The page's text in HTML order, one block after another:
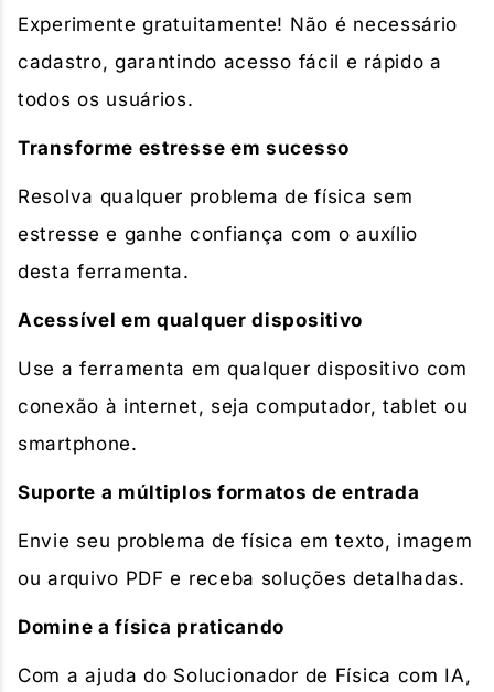
Experimente gratuitamente! Não é necessário
cadastro, garantindo acesso fácil e rápido a
todos os usuários.
Transforme estresse em sucesso
Resolva qualquer problema de física sem
estresse e ganhe confiança com o auxílio
desta ferramenta.
Acessível em qualquer dispositivo
Use a ferramenta em qualquer dispositivo com
conexão à internet, seja computador, tablet ou
smartphone.
Suporte a múltiplos formatos de entrada
Envie seu problema de física em texto, imagem
ou arquivo PDF e receba soluções detalhadas.
Domine a física praticando
Com a ajuda do Solucionador de Física com IA,